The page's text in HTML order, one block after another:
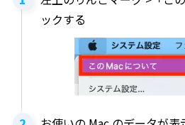
ックする